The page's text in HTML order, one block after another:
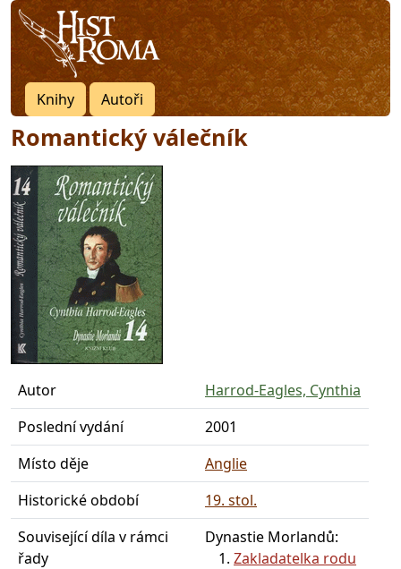
Knihy Autoři
Romantický válečník
Autor
Harrod-Eagles, Cynthia
Poslední vydání
2001
Místo děje
Anglie
Historické období
19. stol.
Související díla v rámci
řady
Dynastie Morlandů:
Zakladatelka rodu